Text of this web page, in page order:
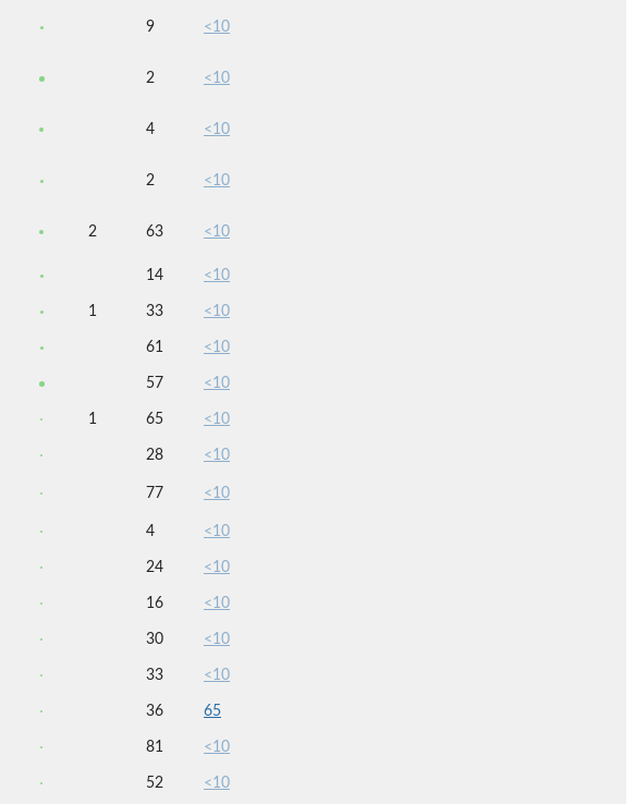
9 <10
2 <10
4 <10
2 <10
2 63 <10
14 <10
1 33 <10
61 <10
57 <10
1 65 <10
28 <10
77 <10
4 <10
24 <10
16 <10
30 <10
33 <10
36 65
81 <10
52 <10